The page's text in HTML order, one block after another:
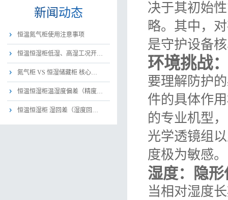
新闻动态
恒温氮气柜使用注意事项
恒温恒湿柜低湿、高湿工况开…
氮气柜 VS 恒湿储藏柜 核心…
恒温恒湿柜温湿度偏差（精度…
恒温恒湿柜 湿回差（湿度回…
决于其初始
略。其中，
是守护设备
环境挑战
要理解防护
件的具体作
的专业机型
光学透镜组
度极为敏感。
湿度：隐
当相对湿度